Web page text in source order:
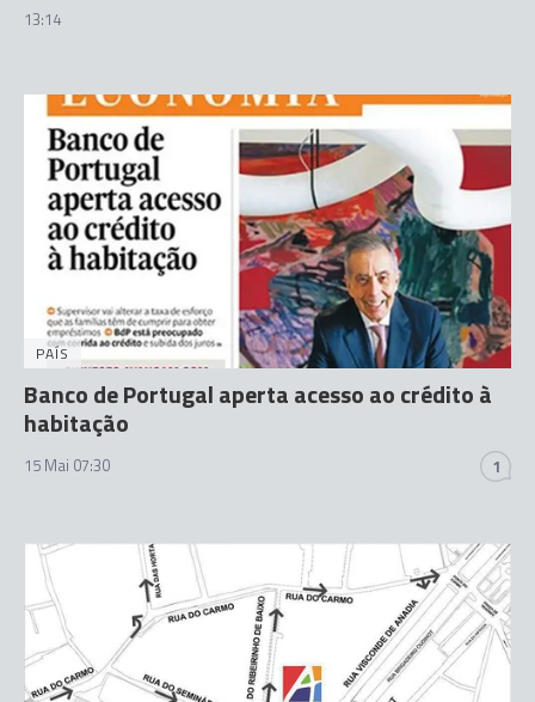
13:14
PAÍS
Banco de Portugal aperta acesso ao crédito à
habitação
15 Mai 07:30 1